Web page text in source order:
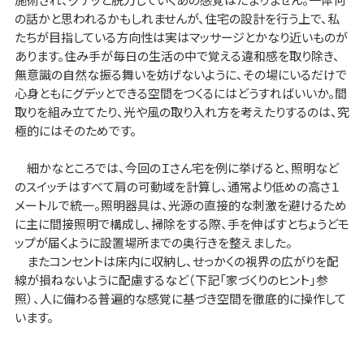
の話かと思われるかもしれませんが、住宅の設計を行う上で、私
たちが目指している方向性は実はマッサージとかなり近いものが
あります。住み手が毎日の生活の中で覚える違和感を取り除き、
無意識の自然な振る舞いを妨げないように、その場にいるだけで
心身ともにグデッとできる空間をつくるにはどうすればいいか。間
取りを組み立てたり、光や風の取り入れ方を考えたりするのは、究
極的にはそのためです。
細かなところでは、今回のＩさん宅を例に挙げると、照明など
のスイッチはすべて肩の可動域を計算し、通常より低めの高さ１
メートルで統一。照明器具は、光源の直接的な刺激を避けるため
に主に間接照明で構成し、掃除をする際、手を伸ばすとちょうどモ
ップが届くように設置場所までの奥行きを整えました。
またコンセントは床内に収納し、せっかくの視界の広がりを配
線が損ねないように配慮するなど（下記「家づくりのヒント」参
照）、人に備わる普遍的な感覚に基づき空間を徹底的に操作して
います。